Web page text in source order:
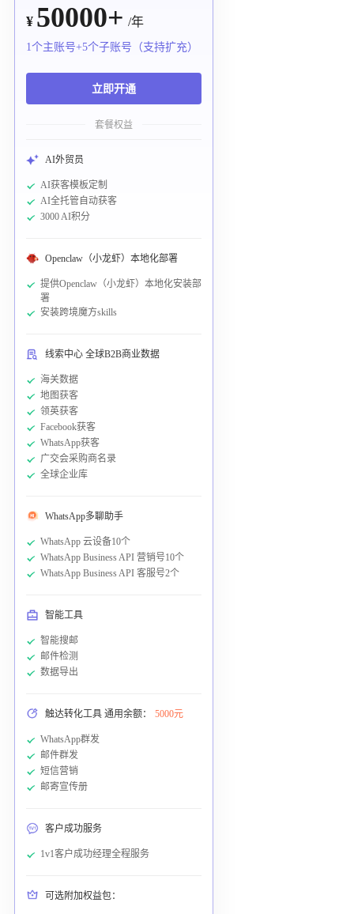
¥ 50000+ /年
1个主账号+5个子账号（支持扩充）
立即开通
套餐权益
AI外贸员
AI获客模板定制
AI全托管自动获客
3000 AI积分
Openclaw（小龙虾）本地化部署
提供Openclaw（小龙虾）本地化安装部
署
安装跨境魔方skills
线索中心 全球B2B商业数据
海关数据
地图获客
领英获客
Facebook获客
WhatsApp获客
广交会采购商名录
全球企业库
WhatsApp多聊助手
WhatsApp 云设备10个
WhatsApp Business API 营销号10个
WhatsApp Business API 客服号2个
智能工具
智能搜邮
邮件检测
数据导出
触达转化工具 通用余额： 5000元
WhatsApp群发
邮件群发
短信营销
邮寄宣传册
客户成功服务
1v1客户成功经理全程服务
可选附加权益包：